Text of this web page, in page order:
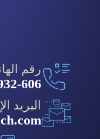
رقم
606(962)+
البريد